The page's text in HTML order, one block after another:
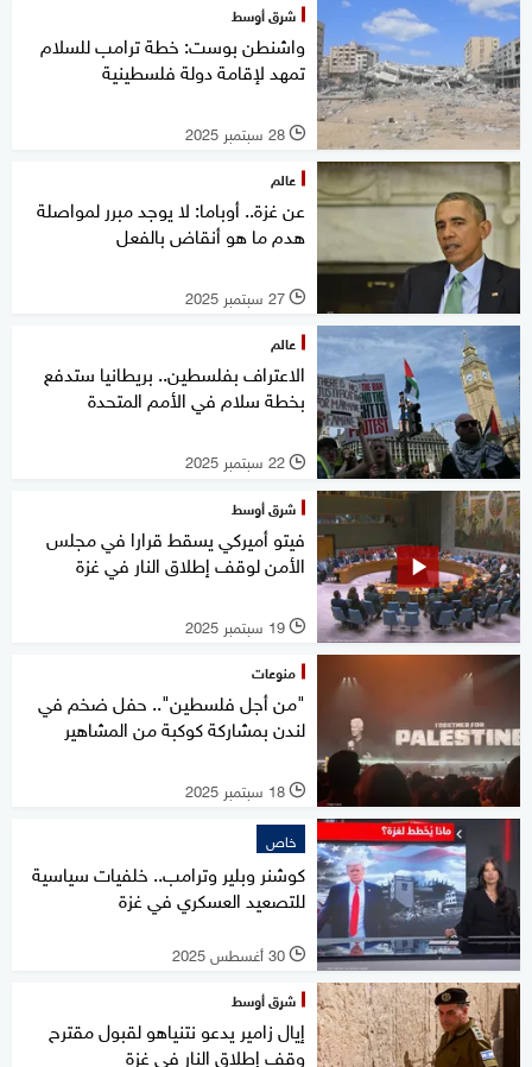
شرق أوسط
واشنطن بوست: خطة ترامب للسلام
تمهد لإقامة دولة فلسطينية
l 28 سبتمبر 2025
عالم
عن غزة.. أوباما: لا يوجد مبرر لمواصلة
هدم ما هو أنقاض بالفعل
l 27 سبتمبر 2025
عالم
الاعتراف بفلسطين.. بريطانيا ستدفع
بخطة سلام في الأمم المتحدة
l 22 سبتمبر 2025
شرق أوسط
فيتو أميركي يسقط قرارا في مجلس
الأمن لوقف إطلاق النار في غزة
l 19 سبتمبر 2025
منوعات
"من أجل فلسطين".. حفل ضخم في
لندن بمشاركة كوكبة من المشاهير
l 18 سبتمبر 2025
خاص
كوشنر وبلير وترامب.. خلفيات سياسية
للتصعيد العسكري في غزة
l 30 أغسطس 2025
شرق أوسط
إيال زامير يدعو نتنياهو لقبول مقترح
وقف إطلاق النار في غزة